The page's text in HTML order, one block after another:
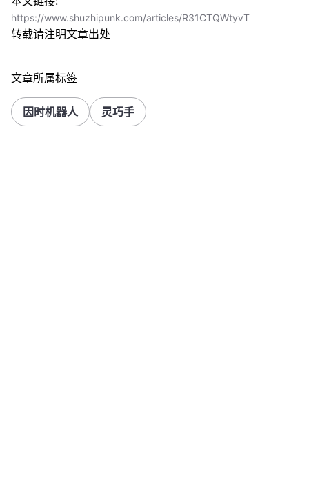
https://www.shuzhipunk.com/articles/R31CTQWtyvT
转载请注明文章出处
文章所属标签
因时机器人 灵巧手